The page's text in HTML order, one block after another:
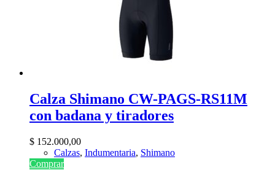
Calza Shimano CW-PAGS-RS11M
con badana y tiradores
$ 152.000,00
Calzas, Indumentaria, Shimano
Comprar